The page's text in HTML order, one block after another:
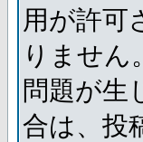
用が許可
りません
問題が生
合は、投